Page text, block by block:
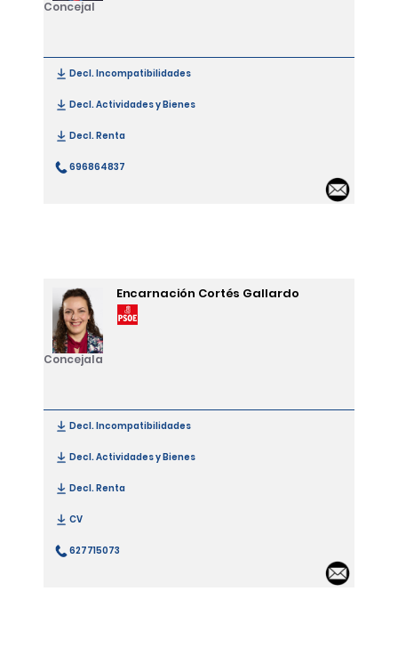
Concejal
Decl. Incompatibilidades[Joaquín José Villazón Aramendi]
Decl. Actividades y Bienes[Joaquín José Villazón Aramendi]
Decl. Renta[Joaquín José Villazón Aramendi]
696864837
Encarnación Cortés Gallardo
Concejala
Decl. Incompatibilidades[Encarnación Cortés Gallardo]
Decl. Actividades y Bienes[Encarnación Cortés Gallardo]
Decl. Renta[Encarnación Cortés Gallardo]
CV[Encarnación Cortés Gallardo]
627715073